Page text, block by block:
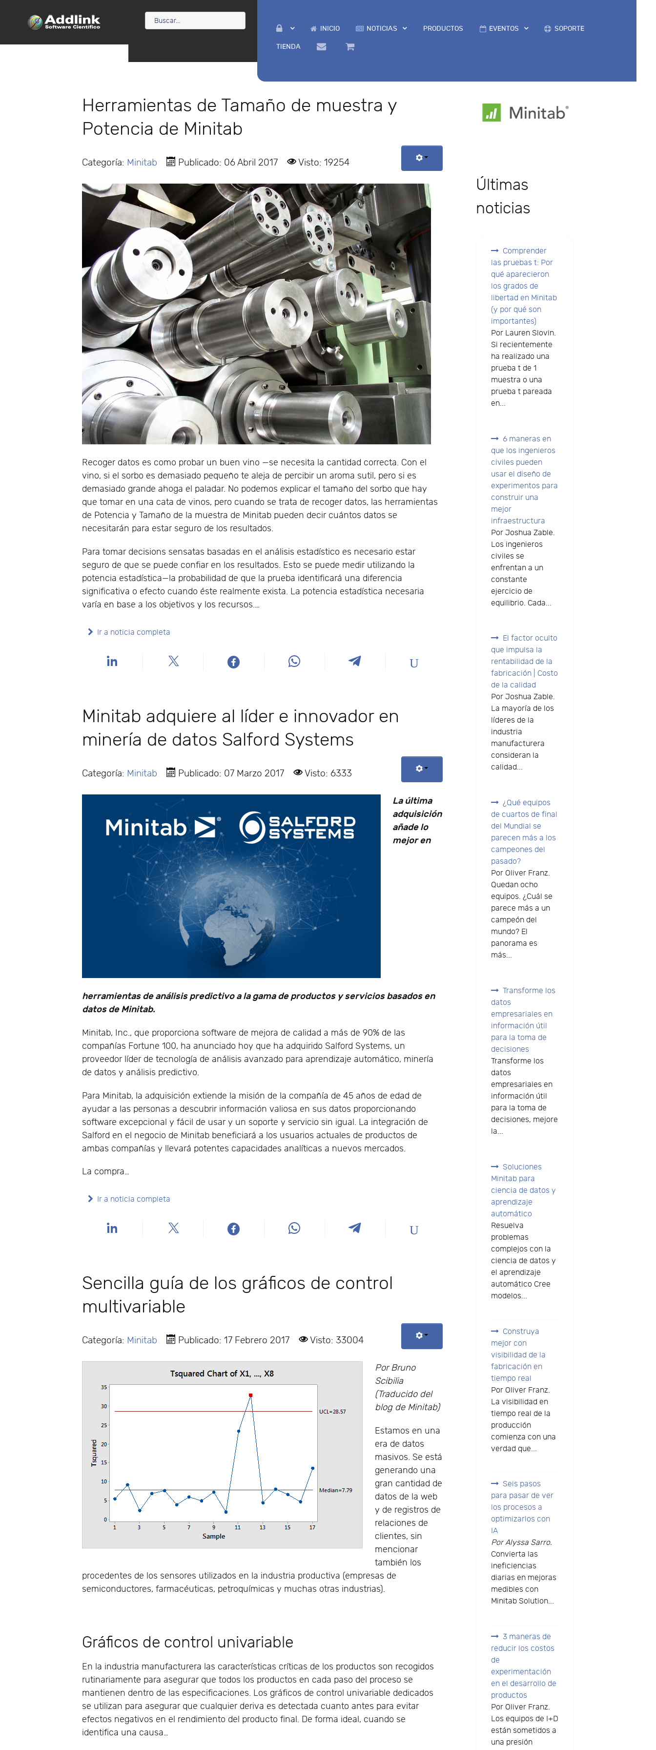
INICIO NOTICIAS PRODUCTOS EVENTOS SOPORTE
TIENDA
Herramientas de Tamaño de muestra y
Potencia de Minitab
Categoría: Minitab Publicado: 06 Abril 2017 Visto: 19254
Recoger datos es como probar un buen vino —se necesita la cantidad correcta. Con el
vino, si el sorbo es demasiado pequeño te aleja de percibir un aroma sutil, pero si es
demasiado grande ahoga el paladar. No podemos explicar el tamaño del sorbo que hay
que tomar en una cata de vinos, pero cuando se trata de recoger datos, las herramientas
de Potencia y Tamaño de la muestra de Minitab pueden decir cuántos datos se
necesitarán para estar seguro de los resultados.
Para tomar decisions sensatas basadas en el análisis estadístico es necesario estar
seguro de que se puede confiar en los resultados. Esto se puede medir utilizando la
potencia estadística—la probabilidad de que la prueba identificará una diferencia
significativa o efecto cuando éste realmente exista. La potencia estadística necesaria
varía en base a los objetivos y los recursos.…
Ir a noticia completa
Minitab adquiere al líder e innovador en
minería de datos Salford Systems
Categoría: Minitab Publicado: 07 Marzo 2017 Visto: 6333
La última
adquisición
añade lo
mejor en
herramientas de análisis predictivo a la gama de productos y servicios basados en
datos de Minitab.
Minitab, Inc., que proporciona software de mejora de calidad a más de 90% de las
compañías Fortune 100, ha anunciado hoy que ha adquirido Salford Systems, un
proveedor líder de tecnología de análisis avanzado para aprendizaje automático, minería
de datos y análisis predictivo.
Para Minitab, la adquisición extiende la misión de la compañía de 45 años de edad de
ayudar a las personas a descubrir información valiosa en sus datos proporcionando
software excepcional y fácil de usar y un soporte y servicio sin igual. La integración de
Salford en el negocio de Minitab beneficiará a los usuarios actuales de productos de
ambas compañías y llevará potentes capacidades analíticas a nuevos mercados.
La compra…
Ir a noticia completa
Sencilla guía de los gráficos de control
multivariable
Categoría: Minitab Publicado: 17 Febrero 2017 Visto: 33004
Por Bruno
Scibilia
(Traducido del
blog de Minitab)
Estamos en una
era de datos
masivos. Se está
generando una
gran cantidad de
datos de la web
y de registros de
relaciones de
clientes, sin
mencionar
también los
procedentes de los sensores utilizados en la industria productiva (empresas de
semiconductores, farmacéuticas, petroquímicas y muchas otras industrias).
Gráficos de control univariable
En la industria manufacturera las características críticas de los productos son recogidos
rutinariamente para asegurar que todos los productos en cada paso del proceso se
mantienen dentro de las especificaciones. Los gráficos de control univariable dedicados
se utilizan para asegurar que cualquier deriva es detectada cuanto antes para evitar
efectos negativos en el rendimiento del producto final. De forma ideal, cuando se
identifica una causa…
Últimas
noticias
Comprender
las pruebas t: Por
qué aparecieron
los grados de
libertad en Minitab
(y por qué son
importantes)
Por Lauren Slovin.
Si recientemente
ha realizado una
prueba t de 1
muestra o una
prueba t pareada
en...
6 maneras en
que los ingenieros
civiles pueden
usar el diseño de
experimentos para
construir una
mejor
infraestructura
Por Joshua Zable.
Los ingenieros
civiles se
enfrentan a un
constante
ejercicio de
equilibrio. Cada...
El factor oculto
que impulsa la
rentabilidad de la
fabricación | Costo
de la calidad
Por Joshua Zable.
La mayoría de los
líderes de la
industria
manufacturera
consideran la
calidad...
¿Qué equipos
de cuartos de final
del Mundial se
parecen más a los
campeones del
pasado?
Por Oliver Franz.
Quedan ocho
equipos. ¿Cuál se
parece más a un
campeón del
mundo? El
panorama es
más...
Transforme los
datos
empresariales en
información útil
para la toma de
decisiones
Transforme los
datos
empresariales en
información útil
para la toma de
decisiones, mejore
la...
Soluciones
Minitab para
ciencia de datos y
aprendizaje
automático
Resuelva
problemas
complejos con la
ciencia de datos y
el aprendizaje
automático Cree
modelos...
Construya
mejor con
visibilidad de la
fabricación en
tiempo real
Por Oliver Franz.
La visibilidad en
tiempo real de la
producción
comienza con una
verdad que...
Seis pasos
para pasar de ver
los procesos a
optimizarlos con
IA
Por Alyssa Sarro.
Convierta las
ineficiencias
diarias en mejoras
medibles con
Minitab Solution...
3 maneras de
reducir los costos
de
experimentación
en el desarrollo de
productos
Por Oliver Franz.
Los equipos de I+D
están sometidos a
una presión